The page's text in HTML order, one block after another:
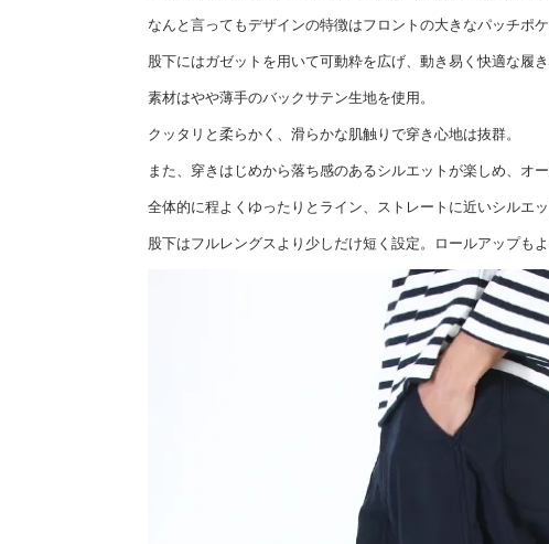
なんと言ってもデザインの特徴はフロントの大きなパッチポケ
股下にはガゼットを用いて可動粋を広げ、動き易く快適な履き
素材はやや薄手のバックサテン生地を使用。
クッタリと柔らかく、滑らかな肌触りで穿き心地は抜群。
また、穿きはじめから落ち感のあるシルエットが楽しめ、オ
全体的に程よくゆったりとライン、ストレートに近いシルエッ
股下はフルレングスより少しだけ短く設定。ロールアップもよ